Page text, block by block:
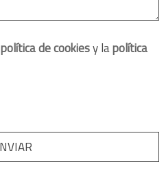
política de cookiesy lapolítica